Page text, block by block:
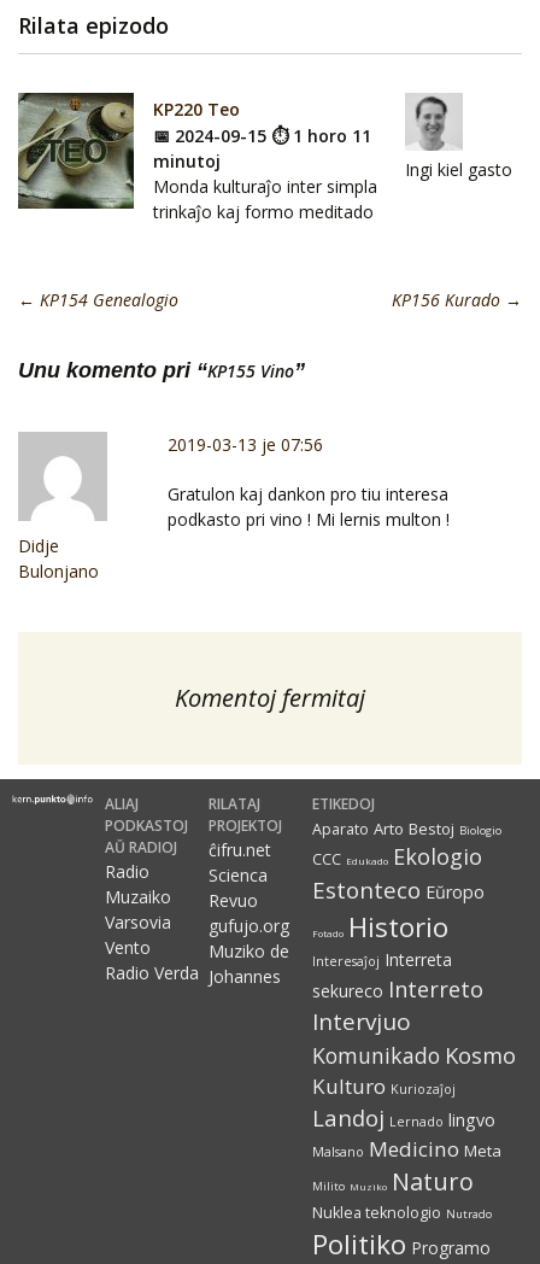
Rilata epizodo
KP220 Teo
📅 2024-09-15 ⏱ 1 horo 11
minutoj
Monda kulturaĵo inter simpla
trinkaĵo kaj formo meditado
Ingi kiel gasto
← KP154 Genealogio KP156 Kurado →
Unu komento pri “KP155 Vino”
Didje
Bulonjano
2019-03-13 je 07:56
Gratulon kaj dankon pro tiu interesa
podkasto pri vino ! Mi lernis multon !
Komentoj fermitaj
ALIAJ
PODKASTOJ
AŬ RADIOJ
Radio
Muzaiko
Varsovia
Vento
Radio Verda
RILATAJ
PROJEKTOJ
ĉifru.net
Scienca
Revuo
gufujo.org
Muziko de
Johannes
ETIKEDOJ
Aparato Arto Bestoj Biologio
CCC Edukado Ekologio
Estonteco Eŭropo
Fotado Historio
Interesaĵoj Interreta
sekureco Interreto
Intervjuo
Komunikado Kosmo
Kulturo Kuriozaĵoj
Landoj Lernado lingvo
Malsano Medicino Meta
Milito Muziko Naturo
Nuklea teknologio Nutrado
Politiko Programo